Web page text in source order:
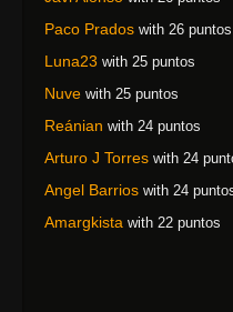
Paco Prados with 26 puntos
Luna23 with 25 puntos
Nuve with 25 puntos
Reánian with 24 puntos
Arturo J Torres with 24
Angel Barrios with 24
Amargkista with 22 puntos